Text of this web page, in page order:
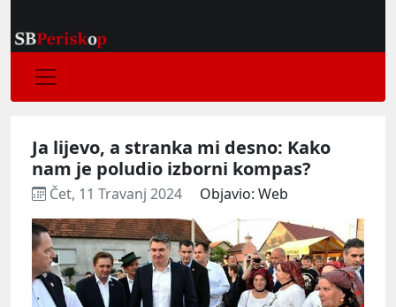
Ja lijevo, a stranka mi desno: Kako
nam je poludio izborni kompas?
Čet, 11 Travanj 2024 Objavio: Web